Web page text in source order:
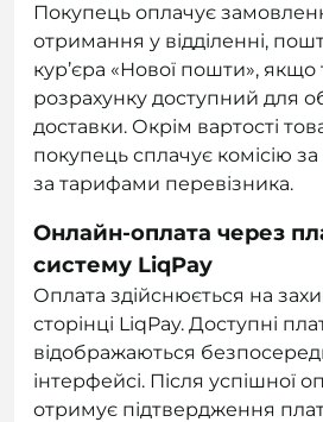
Покупець оплачує
отримання у відділенні,
кур’єра «Нової пошти», якщо
розрахунку доступний для
доставки. Окрім вартості
покупець сплачує комісію
за тарифами перевізника.
Онлайн-оплата через
систему LiqPay
Оплата здійснюється на
сторінці LiqPay. Доступні
відображаються
інтерфейсі. Після успішної
отримує підтвердження